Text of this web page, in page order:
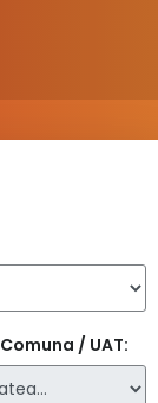
/ UAT: